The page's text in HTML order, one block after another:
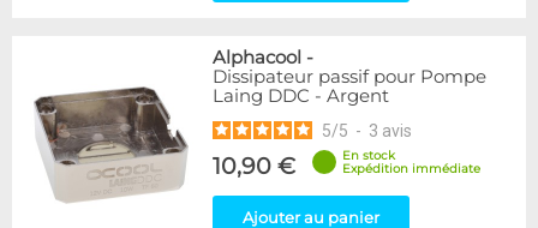
Alphacool -
Dissipateur passif pour Pompe
Laing DDC - Argent
5/5 - 3 avis
10,90 €
En stock
Expédition immédiate
Ajouter au panier